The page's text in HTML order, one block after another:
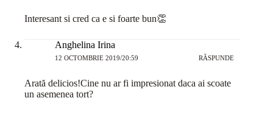
Interesant si cred ca e si foarte bun👏
Anghelina Irina
12 OCTOMBRIE 2019/20:59 RĂSPUNDE
Arată delicios!Cine nu ar fi impresionat daca ai scoate
un asemenea tort?